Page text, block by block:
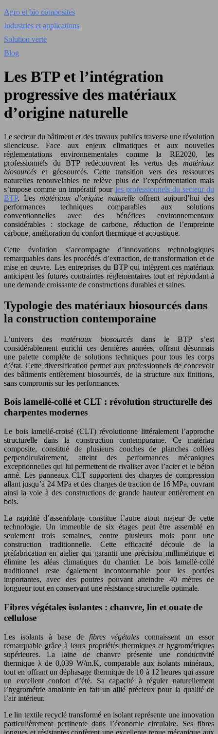
Agro et bio composites
Industries et applications
Solution verte
Blog
Les BTP et l’intégration
progressive des matériaux
d’origine naturelle
Le secteur du bâtiment et des travaux publics traverse une révolution
silencieuse. Face aux enjeux climatiques et aux nouvelles
réglementations environnementales comme la RE2020, les
professionnels du BTP redécouvrent les vertus des matériaux
biosourcés et géosourcés. Cette transition vers des ressources
naturelles renouvelables ne relève plus de l’expérimentation mais
s’impose comme un impératif pour les professionnels du secteur du
BTP. Lesmatériaux d’origine naturelle offrent aujourd’hui des
performances techniques comparables aux solutions
conventionnelles avec des bénéfices environnementaux
considérables : stockage de carbone, réduction de l’empreinte
carbone, amélioration du confort thermique et acoustique.
Cette évolution s’accompagne d’innovations technologiques
remarquables dans les procédés d’extraction, de transformation et de
mise en œuvre. Les entreprises du BTP qui intègrent ces matériaux
anticipent les futures contraintes réglementaires tout en répondant à
une demande croissante de constructions durables et saines.
Typologie des matériaux biosourcés dans
la construction contemporaine
L’univers desmatériaux biosourcésdans le BTP s’est
considérablement enrichi ces dernières années, offrant désormais
une palette complète de solutions techniques pour tous les corps
d’état. Cette diversification permet aux professionnels de concevoir
des bâtiments entièrement biosourcés, de la structure aux finitions,
sans compromis sur les performances.
Bois lamellé-collé et CLT : révolution structurelle des
charpentes modernes
Le bois lamellé-croisé (CLT) révolutionne littéralement l’approche
structurelle dans la construction contemporaine. Ce matériau
composite, constitué de plusieurs couches de planches collées
perpendiculairement, atteint des performances mécaniques
exceptionnelles qui lui permettent de rivaliser avec l’acier et le béton
armé. Les panneaux CLT supportent des charges de compression
allant jusqu’à 24 MPa et des charges de traction de 16 MPa, ouvrant
ainsi la voie à des constructions de grande hauteur entièrement en
bois.
La rapidité d’assemblage constitue l’autre atout majeur de cette
technologie. Un immeuble de six étages peut être assemblé en
seulement trois semaines, contre plusieurs mois pour une
construction traditionnelle. Cette efficacité découle de la
préfabrication en atelier qui garantit une précision millimétrique et
élimine les aléas climatiques du chantier. Le bois lamellé-collé
traditionnel reste également incontournable pour les portées
importantes, avec des poutres pouvant atteindre 40 mètres de
longueur tout en conservant une résistance structurelle optimale.
Fibres végétales isolantes : chanvre, lin et ouate de
cellulose
Les isolants à base de fibres végétales connaissent un essor
remarquable grâce à leurs propriétés thermiques et hygrométriques
supérieures. La laine de chanvre présente une conductivité
thermique λ de 0,039 W/m.K, comparable aux isolants minéraux,
tout en offrant un déphasage thermique de 10 à 12 heures qui assure
un excellent confort d’été. Sa capacité à réguler naturellement
l’hygrométrie ambiante en fait un allié précieux pour la qualité de
l’air intérieur.
Le lin textile recyclé transformé en isolant représente une innovation
particulièrement pertinente dans l’économie circulaire. Ses fibres
longues et résistantes confèrent une excellente tenue mécanique aux